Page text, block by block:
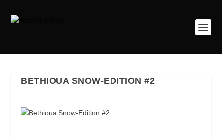
BETHIOUA SNOW-EDITION #2